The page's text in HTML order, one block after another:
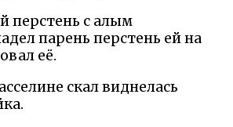
перстень с алым
парень перстень ей на
её.
скал виднелась